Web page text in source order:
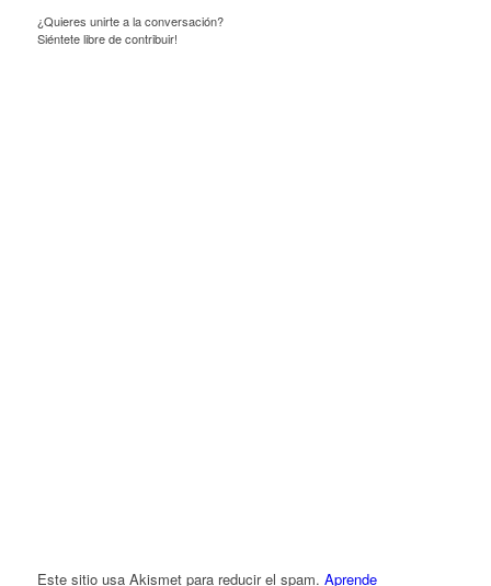
¿Quieres unirte a la conversación?
Siéntete libre de contribuir!
Este sitio usa Akismet para reducir el spam. Aprende